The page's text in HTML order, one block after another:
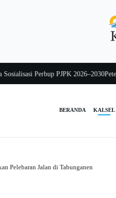
Perbup PJPK 2026–2030Peternak
BERANDA KALSEL
Pelebaran Jalan di Tabunganen